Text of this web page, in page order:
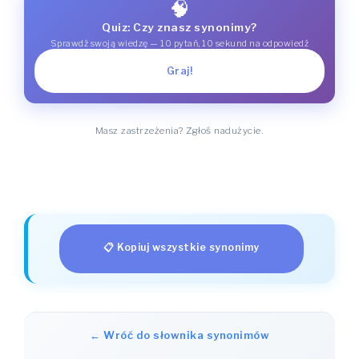
🧠
Quiz: Czy znasz synonimy?
Sprawdź swoją wiedzę — 10 pytań, 10 sekund na odpowiedź
Graj!
Masz zastrzeżenia? Zgłoś nadużycie.
📋 Kopiuj wszystkie synonimy
← Wróć do słownika synonimów